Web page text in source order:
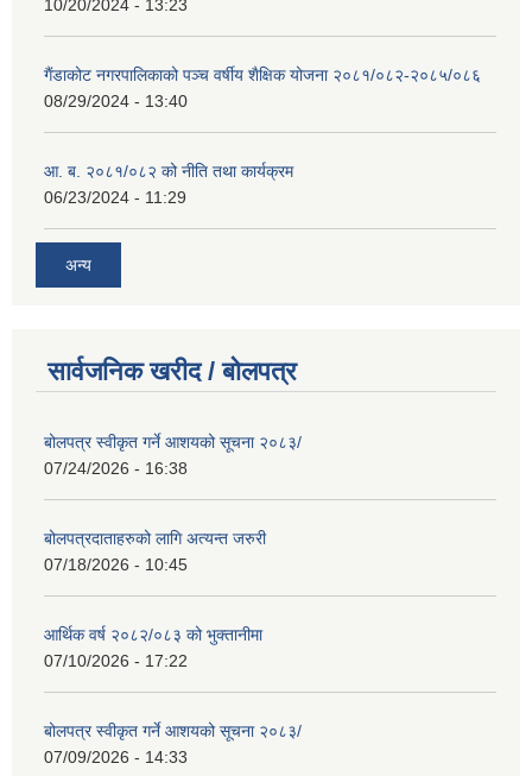
10/20/2024 - 13:23
गैंडाकोट नगरपालिकाको पञ्च वर्षीय शैक्षिक योजना २०८१/०८२-२०८५/०८६
08/29/2024 - 13:40
आ. ब. २०८१/०८२ को नीति तथा कार्यक्रम
06/23/2024 - 11:29
अन्य
सार्वजनिक खरीद / बोलपत्र
बोलपत्र स्वीकृत गर्ने आशयको सूचना २०८३/
07/24/2026 - 16:38
बोलपत्रदाताहरुको लागि अत्यन्त जरुरी
07/18/2026 - 10:45
आर्थिक वर्ष २०८२/०८३ को भुक्तानीमा
07/10/2026 - 17:22
बोलपत्र स्वीकृत गर्ने आशयको सूचना २०८३/
07/09/2026 - 14:33